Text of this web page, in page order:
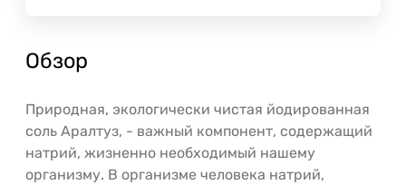
Обзор
Природная, экологически чистая йодированная
соль Аралтуз, - важный компонент, содержащий
натрий, жизненно необходимый нашему
организму. В организме человека натрий,